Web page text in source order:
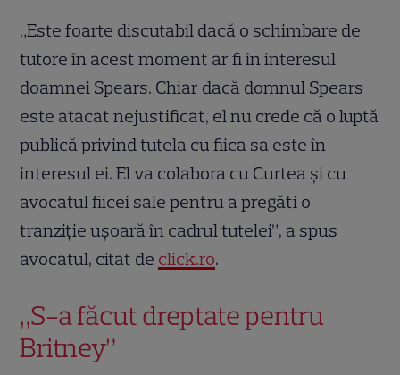
„Este foarte discutabil dacă o schimbare de
tutore în acest moment ar fi în interesul
doamnei Spears. Chiar dacă domnul Spears
este atacat nejustificat, el nu crede că o luptă
publică privind tutela cu fiica sa este în
interesul ei. El va colabora cu Curtea şi cu
avocatul fiicei sale pentru a pregăti o
tranziţie uşoară în cadrul tutelei”, a spus
avocatul, citat de click.ro.
„S-a făcut dreptate pentru
Britney”